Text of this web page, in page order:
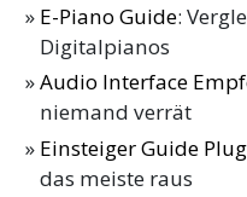
E-Piano Guide:
Digitalpianos
Audio Interface
niemand verrät
Einsteiger Guide
das meiste raus